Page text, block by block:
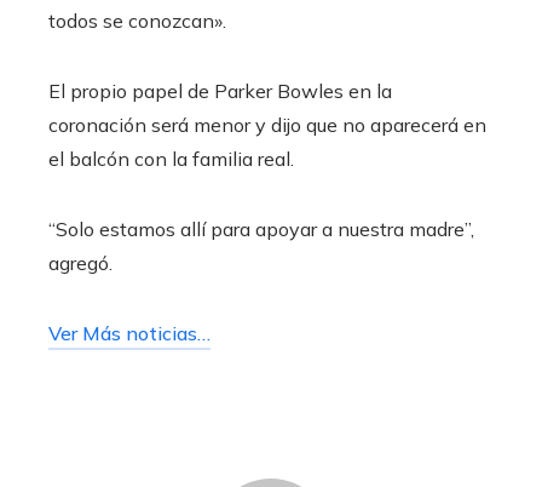
todos se conozcan».
El propio papel de Parker Bowles en la
coronación será menor y dijo que no aparecerá en
el balcón con la familia real.
“Solo estamos allí para apoyar a nuestra madre”,
agregó.
Ver Más noticias…